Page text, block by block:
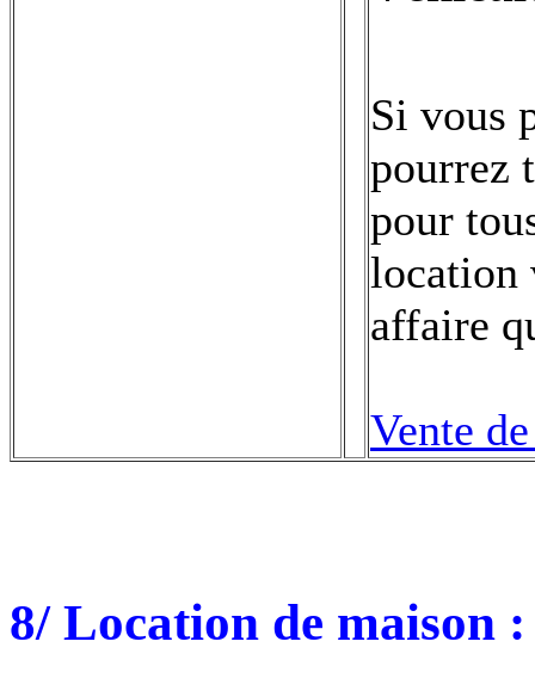
Si vous
pourrez
pour
location
affaire
Vente
8/ Location de maison